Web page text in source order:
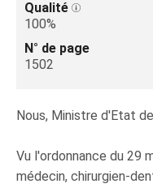
Qualité
100%
N° de page
1502
Nous, Ministre d'Etat
Vu l'ordonnance du 29
médecin, chirurgien-